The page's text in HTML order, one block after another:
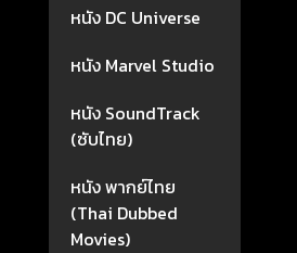
หนัง DC Universe
หนัง Marvel Studio
หนัง SoundTrack
(ซับไทย)
หนัง พากย์ไทย
(Thai Dubbed
Movies)